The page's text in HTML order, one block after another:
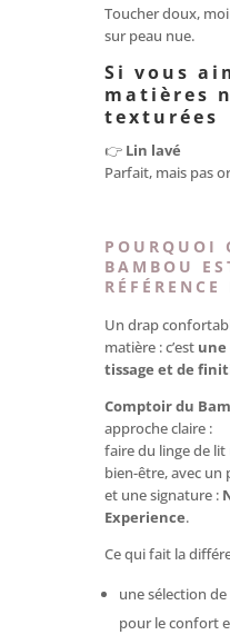
Toucher doux,
sur peau nue.
Si vous
matières
texturées
👉 Lin lavé
Parfait, mais pas
POURQUOI
BAMBOU
Un drap
matière : c’est une
tissage et de
Comptoir du
approche claire :
faire du linge de
bien-être, avec
et une signature :
Experience.
Ce qui fait la
une sélection
pour le confort